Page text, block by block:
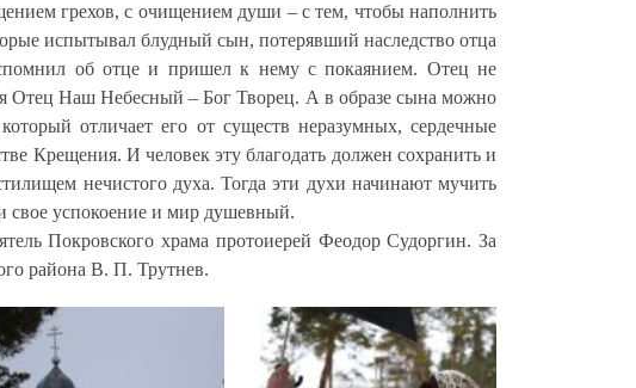
грехов, с очищением души – с тем, чтобы наполнить
испытывал блудный сын, потерявший наследство отца
об отце и пришел к нему с покаянием. Отец не
Отец Наш Небесный – Бог Творец. А в образе сына можно
отличает его от существ неразумных, сердечные
Крещения. И человек эту благодать должен сохранить и
нечистого духа. Тогда эти духи начинают мучить
свое успокоение и мир душевный.
Покровского храма протоиерей Феодор Судоргин. За
района В. П. Трутнев.